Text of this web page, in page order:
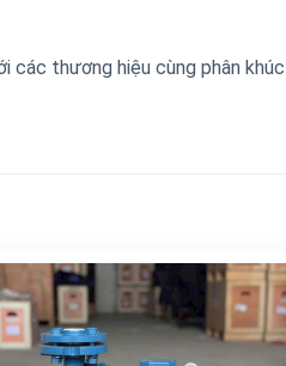
các thương hiệu cùng phân khúc